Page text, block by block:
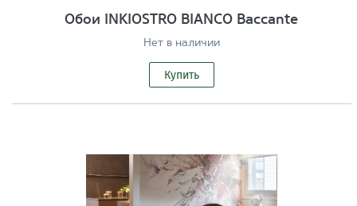
Обои INKIOSTRO BIANCO Baccante
Нет в наличии
Купить